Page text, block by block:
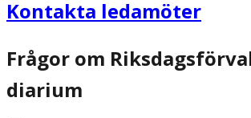
Kontakta ledamöter
Frågor om
diarium